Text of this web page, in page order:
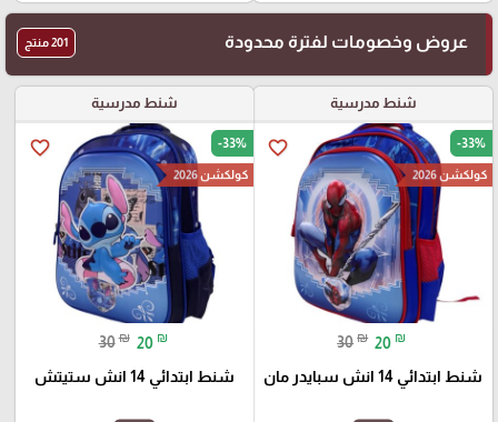
عروض وخصومات لفترة محدودة 201 منتج
شنط مدرسية
favorite_border -33%
كولكشن 2026
30 ₪ 20 ₪
شنط ابتدائي 14 انش سبايدر مان
شنط مدرسية
favorite_border -33%
كولكشن 2026
30 ₪ 20 ₪
شنط ابتدائي 14 انش ستيتش